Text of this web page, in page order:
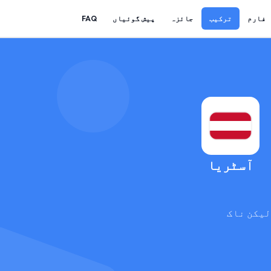
فارم ترکیب جائزہ پیش گوئیاں FAQ
آسٹریا
ناک